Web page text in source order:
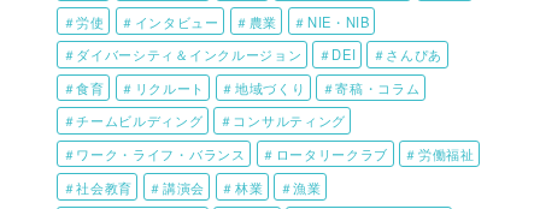
＃労使
＃インタビュー ＃農業
＃NIE・NIB
＃ダイバーシティ＆インクルージョン
＃DEI
＃さんぴあ
＃食育
＃リクルート ＃地域づくり
＃寄稿・コラム
＃チームビルディング
＃コンサルティング
＃ワーク・ライフ・バランス
＃ロータリークラブ
＃労働福祉
＃社会教育
＃講演会 ＃林業
＃漁業